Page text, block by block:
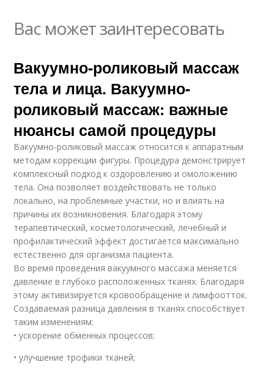
Вас может заинтересовать
Вакуумно-роликовый массаж
тела и лица. Вакуумно-
роликовый массаж: важные
нюансы самой процедуры
Вакуумно-роликовый массаж относится к аппаратным
методам коррекции фигуры. Процедура демонстрирует
комплексный подход к оздоровлению и омоложению
тела. Она позволяет воздействовать не только
локально, на проблемные участки, но и влиять на
причины их возникновения. Благодаря этому
терапевтический, косметологический, лечебный и
профилактический эффект достигается максимально
естественно для организма пациента.
Во время проведения вакуумного массажа меняется
давление в глубоко расположенных тканях. Благодаря
этому активизируется кровообращение и лимфоотток.
Создаваемая разница давления в тканях способствует
таким изменениям:
• ускорение обменных процессов;
• улучшение трофики тканей;